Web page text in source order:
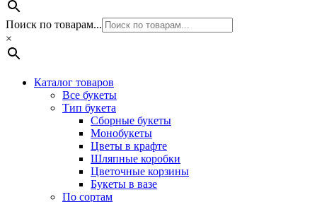
Поиск по товарам...
×
Каталог товаров
Все букеты
Тип букета
Сборные букеты
Монобукеты
Цветы в крафте
Шляпные коробки
Цветочные корзины
Букеты в вазе
По сортам